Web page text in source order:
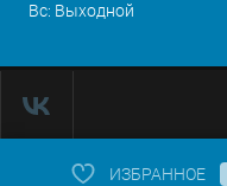
Вс: Выходной
ИЗБРАННОЕ